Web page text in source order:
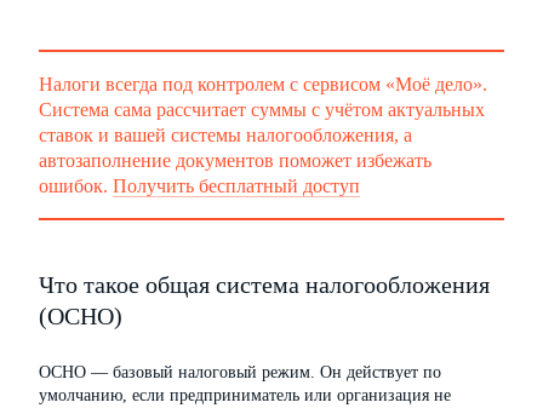
Налоги всегда под контролем с сервисом «Моё дело».
Система сама рассчитает суммы с учётом актуальных
ставок и вашей системы налогообложения, а
автозаполнение документов поможет избежать
ошибок. Получить бесплатный доступ
Что такое общая система налогообложения
(ОСНО)
ОСНО — базовый налоговый режим. Он действует по
умолчанию, если предприниматель или организация не